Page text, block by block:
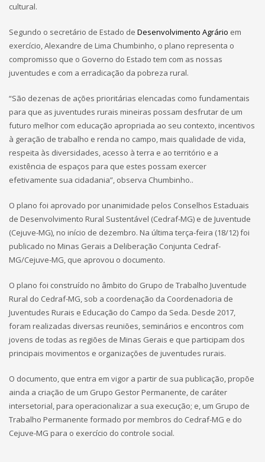
cultural.
Segundo o secretário de Estado de Desenvolvimento Agrário em
exercício, Alexandre de Lima Chumbinho, o plano representa o
compromisso que o Governo do Estado tem com as nossas
juventudes e com a erradicação da pobreza rural.
“São dezenas de ações prioritárias elencadas como fundamentais
para que as juventudes rurais mineiras possam desfrutar de um
futuro melhor com educação apropriada ao seu contexto, incentivos
à geração de trabalho e renda no campo, mais qualidade de vida,
respeita às diversidades, acesso à terra e ao território e a
existência de espaços para que estes possam exercer
efetivamente sua cidadania”, observa Chumbinho..
O plano foi aprovado por unanimidade pelos Conselhos Estaduais
de Desenvolvimento Rural Sustentável (Cedraf-MG) e de Juventude
(Cejuve-MG), no início de dezembro. Na última terça-feira (18/12) foi
publicado no Minas Gerais a Deliberação Conjunta Cedraf-
MG/Cejuve-MG, que aprovou o documento.
O plano foi construído no âmbito do Grupo de Trabalho Juventude
Rural do Cedraf-MG, sob a coordenação da Coordenadoria de
Juventudes Rurais e Educação do Campo da Seda. Desde 2017,
foram realizadas diversas reuniões, seminários e encontros com
jovens de todas as regiões de Minas Gerais e que participam dos
principais movimentos e organizações de juventudes rurais.
O documento, que entra em vigor a partir de sua publicação, propõe
ainda a criação de um Grupo Gestor Permanente, de caráter
intersetorial, para operacionalizar a sua execução; e, um Grupo de
Trabalho Permanente formado por membros do Cedraf-MG e do
Cejuve-MG para o exercício do controle social.